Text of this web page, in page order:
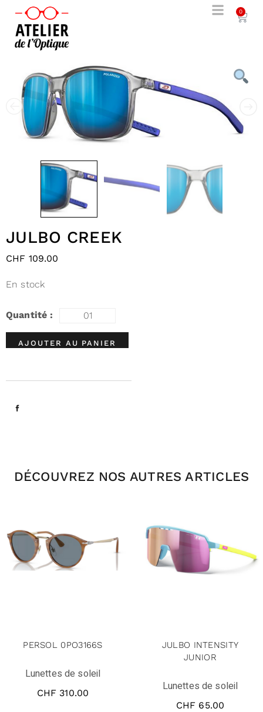
0
JULBO CREEK
CHF 109.00
En stock
AJOUTER AU PANIER
DÉCOUVREZ NOS AUTRES ARTICLES
PERSOL 0PO3166S
Lunettes de soleil
CHF 310.00
JULBO INTENSITY
JUNIOR
Lunettes de soleil
CHF 65.00